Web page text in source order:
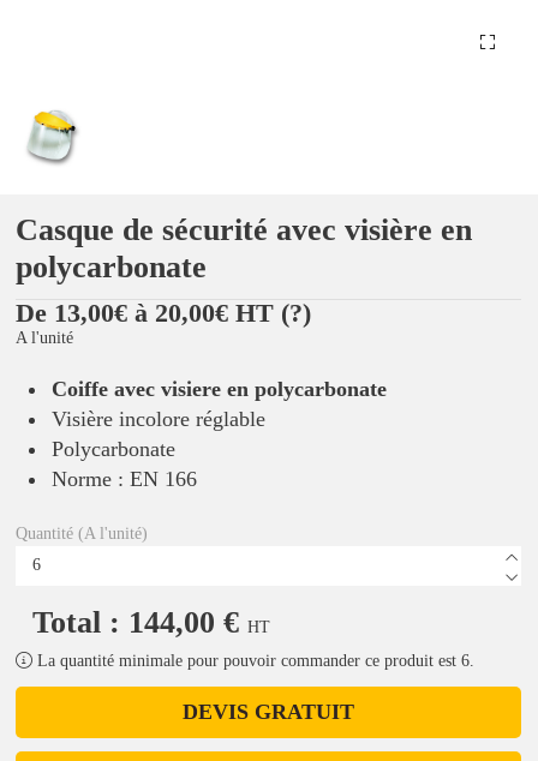
Casque de sécurité avec visière en
polycarbonate
De 13,00€ à 20,00€ HT (?)
A l'unité
Coiffe avec visiere en polycarbonate
Visière incolore réglable
Polycarbonate
Norme : EN 166
Quantité (A l'unité)
Total : 144,00 € HT
La quantité minimale pour pouvoir commander ce produit est 6.
DEVIS GRATUIT